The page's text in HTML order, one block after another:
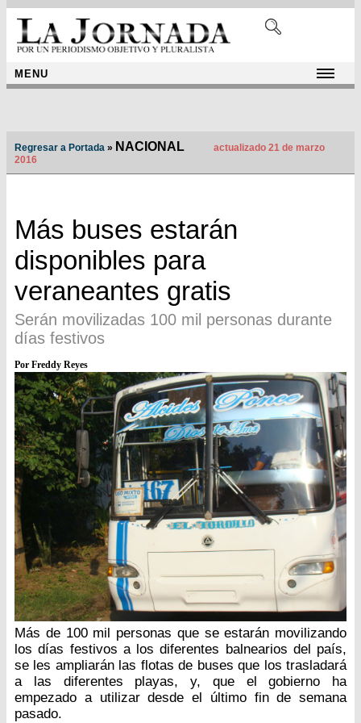
MENU
Regresar a Portada » NACIONAL
actualizado 21 de marzo
2016
Más buses estarán
disponibles para
veraneantes gratis
Serán movilizadas 100 mil personas durante
días festivos
Por Freddy Reyes
Más de 100 mil personas que se estarán movilizando
los días festivos a los diferentes balnearios del país,
se les ampliarán las flotas de buses que los trasladará
a las diferentes playas, y, que el gobierno ha
empezado a utilizar desde el último fin de semana
pasado.